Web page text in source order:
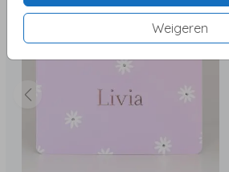
Weigeren